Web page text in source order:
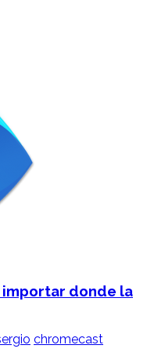
importar donde la
chromecast